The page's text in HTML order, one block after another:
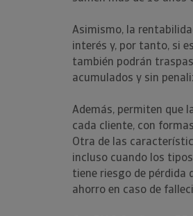
Asimismo, la
interés y, por tanto, si
también podrán
acumulados y sin
Además, permiten que
cada cliente, con
Otra de las
incluso cuando los
tiene riesgo de pérdida
ahorro en caso de